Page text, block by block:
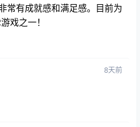
常有成就感和满足感。目前为
戏之一！
8天前